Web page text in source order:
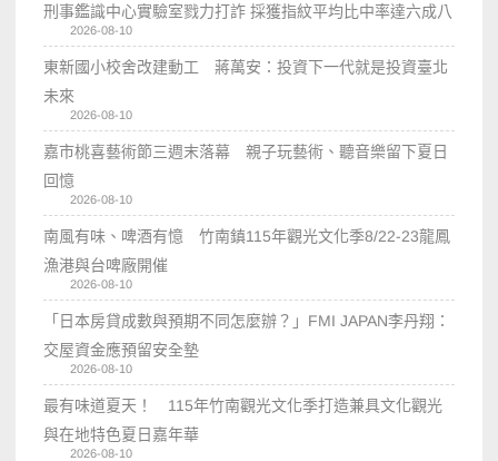
刑事鑑識中心實驗室戮力打詐 採獲指紋平均比中率達六成八
2026-08-10
東新國小校舍改建動工 蔣萬安：投資下一代就是投資臺北
未來
2026-08-10
嘉市桃喜藝術節三週末落幕 親子玩藝術、聽音樂留下夏日
回憶
2026-08-10
南風有味、啤酒有憶 竹南鎮115年觀光文化季8/22-23龍鳳
漁港與台啤廠開催
2026-08-10
「日本房貸成數與預期不同怎麼辦？」FMI JAPAN李丹翔：
交屋資金應預留安全墊
2026-08-10
最有味道夏天！ 115年竹南觀光文化季打造兼具文化觀光
與在地特色夏日嘉年華
2026-08-10